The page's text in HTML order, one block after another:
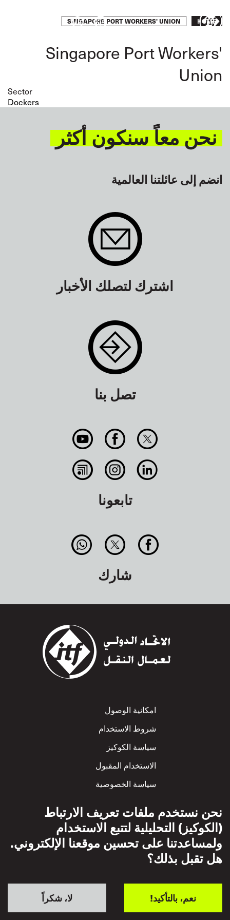
main
Breadcrumb
HOME
SINGAPORE PORT WORKERS' UNION
Singapore Port Workers'
Union
Sector
Dockers
نحن معاً سنكون أكثر
انضم إلى عائلتنا العالمية
اشترك لتصلك الأخبار
تصل بنا
تابعونا
شارك
Footer
امكانية الوصول
شروط الاستخدام
سياسة الكوكيز
الاستخدام المقبول
سياسة الخصوصية
نحن نستخدم ملفات تعريف الارتباط
(الكوكيز) التحليلية لتتبع الاستخدام
ولمساعدتنا على تحسين موقعنا الإلكتروني.
هل تقبل بذلك؟
لا، شكراً نعم، بالتأكيد!